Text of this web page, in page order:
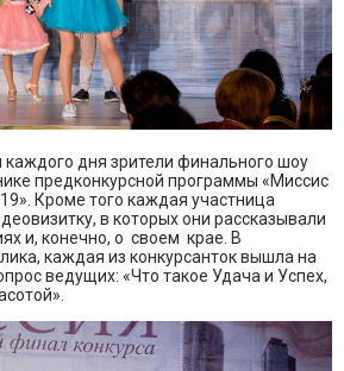
дня зрители финального шоу
предконкурсной программы «Миссис
Кроме того каждая участница
в которых они рассказывали
и, конечно, о своем крае. В
каждая из конкурсанток вышла на
ведущих: «Что такое Удача и Успех,